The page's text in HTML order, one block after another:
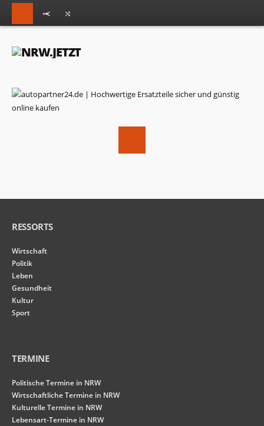
RESSORTS
Wirtschaft
Politik
Leben
Gesundheit
Kultur
Sport
TERMINE
Politische Termine in NRW
Wirtschaftliche Termine in NRW
Kulturelle Termine in NRW
Lebensart-Termine in NRW